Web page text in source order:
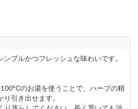
プルかつフレッシュな味わいです。
のお湯を使うことで、ハーブの精
引き出せます。